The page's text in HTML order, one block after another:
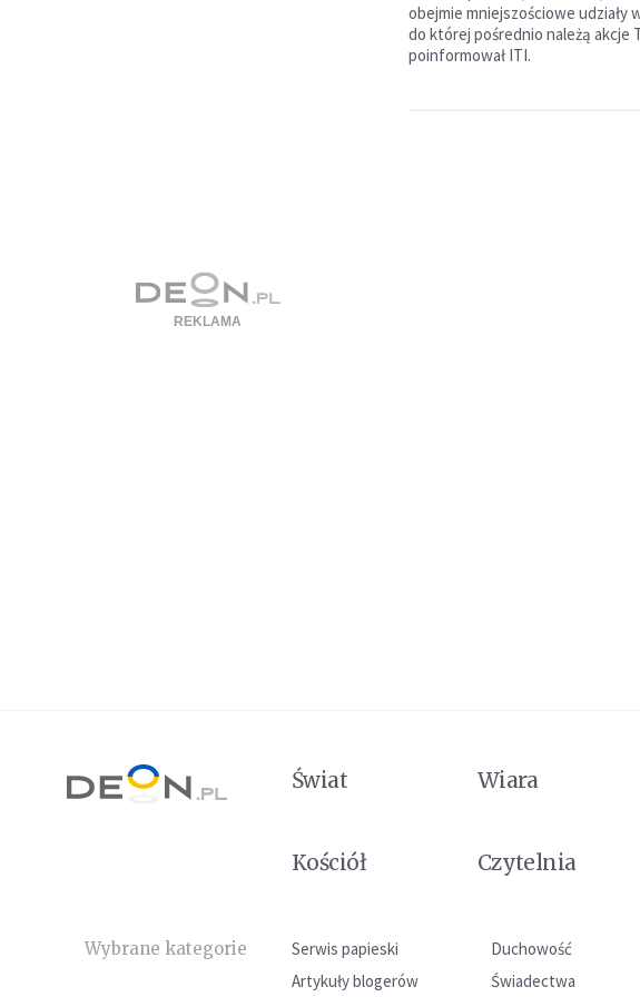
obejmie mniejszościowe udziały
do której pośrednio należą akcje
poinformował ITI.
Świat Wiara
Kościół
Czytelnia
Wybrane kategorie Serwis papieski Duchowość
Artykuły blogerów
Świadectwa